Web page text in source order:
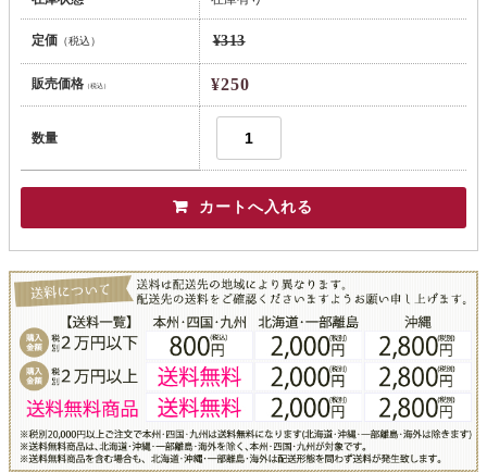
定価（税込） ¥313
販売価格（税込） ¥250
数量